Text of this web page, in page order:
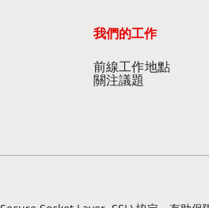
我們的工作
前線工作地點​
關注議題